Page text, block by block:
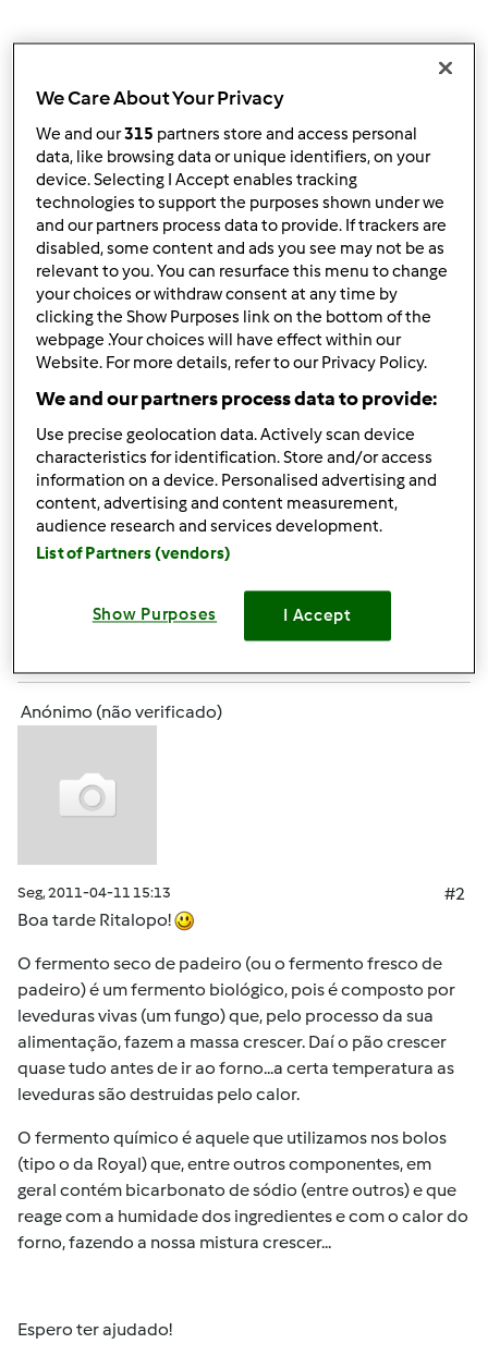
Última entrada
Sáb, 2011-04-09 17:59
Boa tarde,
Gostaria de saber se o fermento seco de padeiro (marcas
Ramazzotti, Fermipan, Vahiné) é fermento biológico ou
Obrigada
Iniciar sessãoou registe-se aquipara escrever
Anónimo (não verificado)
Seg, 2011-04-11 15:13
#2
Boa tarde Ritalopo!
O fermento seco de padeiro (ou o fermento fresco de
padeiro) é um fermento biológico, pois é composto por
leveduras vivas (um fungo) que, pelo processo da sua
alimentação, fazem a massa crescer. Daí o pão crescer
quase tudo antes de ir ao forno...a certa temperatura as
leveduras são destruidas pelo calor.
O fermento químico é aquele que utilizamos nos bolos
(tipo o da Royal) que, entre outros componentes, em
geral contém bicarbonato de sódio (entre outros) e que
reage com a humidade dos ingredientes e com o calor do
forno, fazendo a nossa mistura crescer...
Espero ter ajudado!
We Care About Your Privacy
We and our315 partners store and access personal
data, like browsing data or unique identifiers, on your
device. Selecting I Accept enables tracking
technologies to support the purposes shown under we
and our partners process data to provide. If trackers are
disabled, some content and ads you see may not be as
relevant to you. You can resurface this menu to change
your choices or withdraw consent at any time by
clicking the Show Purposes link on the bottom of the
webpage .Your choices will have effect within our
Website. For more details, refer to our Privacy Policy.
We and our partners process data to provide:
Use precise geolocation data. Actively scan device
characteristics for identification. Store and/or access
information on a device. Personalised advertising and
content, advertising and content measurement,
audience research and services development.
List of Partners (vendors)
Show Purposes I Accept